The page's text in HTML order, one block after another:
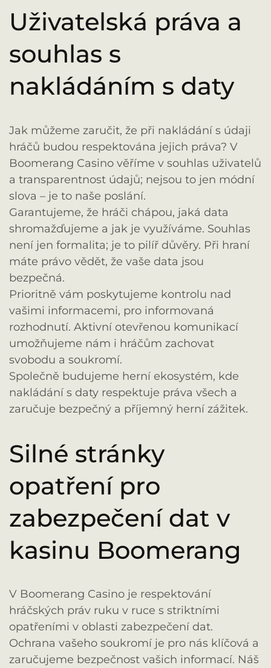
Uživatelská práva a
souhlas s
nakládáním s daty
Jak můžeme zaručit, že při nakládání s údaji
hráčů budou respektována jejich práva? V
Boomerang Casino věříme v souhlas uživatelů
a transparentnost údajů; nejsou to jen módní
slova – je to naše poslání.
Garantujeme, že hráči chápou, jaká data
shromažďujeme a jak je využíváme. Souhlas
není jen formalita; je to pilíř důvěry. Při hraní
máte právo vědět, že vaše data jsou
bezpečná.
Prioritně vám poskytujeme kontrolu nad
vašimi informacemi, pro informovaná
rozhodnutí. Aktivní otevřenou komunikací
umožňujeme nám i hráčům zachovat
svobodu a soukromí.
Společně budujeme herní ekosystém, kde
nakládání s daty respektuje práva všech a
zaručuje bezpečný a příjemný herní zážitek.
Silné stránky
opatření pro
zabezpečení dat v
kasinu Boomerang
V Boomerang Casino je respektování
hráčských práv ruku v ruce s striktními
opatřeními v oblasti zabezpečení dat.
Ochrana vašeho soukromí je pro nás klíčová a
zaručujeme bezpečnost vašich informací. Náš